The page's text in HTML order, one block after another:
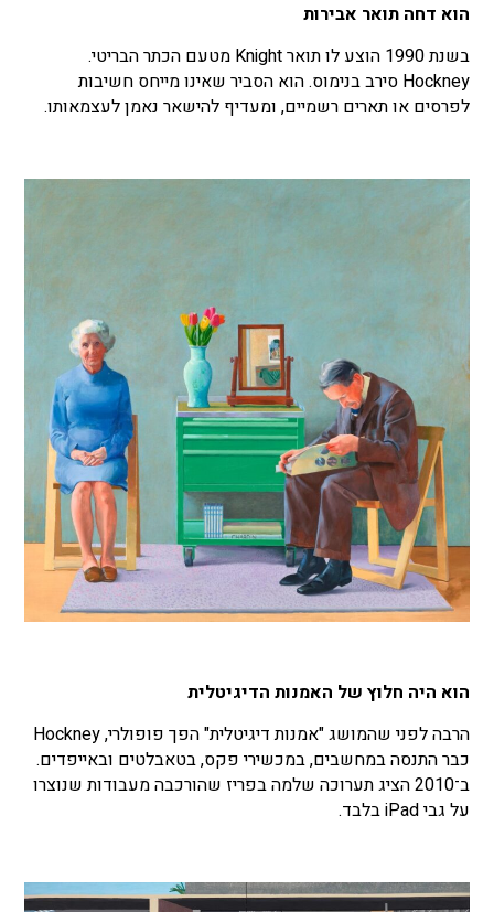
הוא דחה תואר אבירות
בשנת 1990 הוצע לו תואר Knight מטעם הכתר הבריטי.
Hockney סירב בנימוס. הוא הסביר שאינו מייחס חשיבות
לפרסים או תארים רשמיים, ומעדיף להישאר נאמן לעצמאותו.
הוא היה חלוץ של האמנות הדיגיטלית
הרבה לפני שהמושג "אמנות דיגיטלית" הפך פופולרי, Hockney
כבר התנסה במחשבים, במכשירי פקס, בטאבלטים ובאייפדים.
ב־2010 הציג תערוכה שלמה בפריז שהורכבה מעבודות שנוצרו
על גבי iPad בלבד.